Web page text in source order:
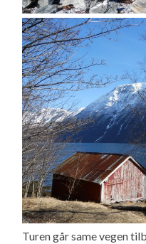
Turen går same vegen